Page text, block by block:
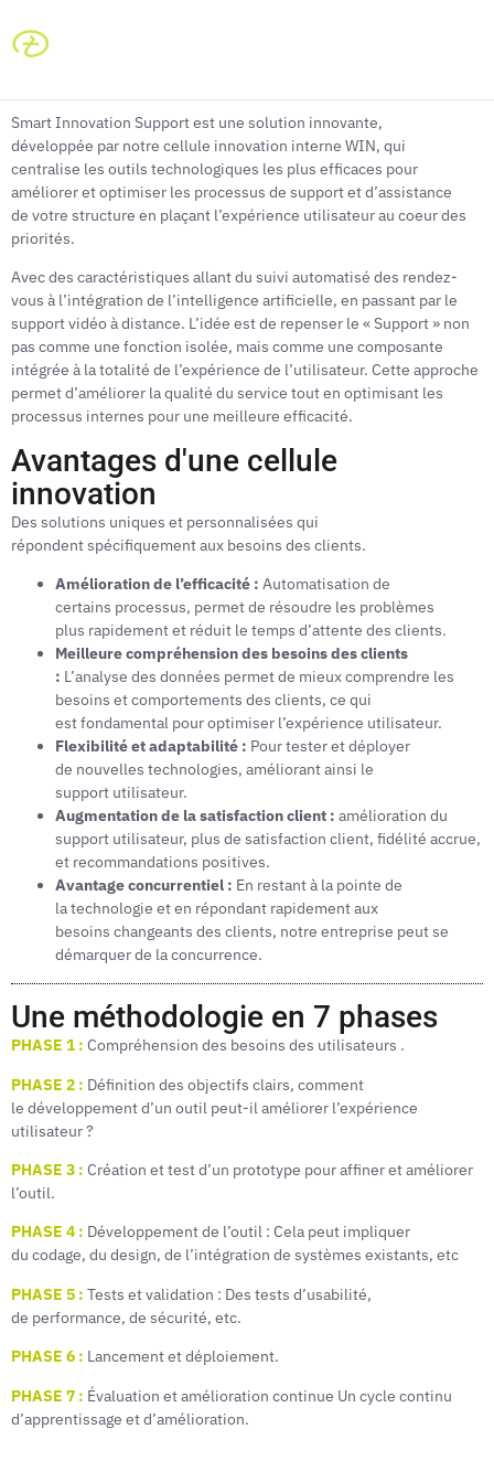
Smart Innovation Support est une solution innovante,
développée par notre cellule innovation interne WIN, qui
centralise les outils technologiques les plus efficaces pour
améliorer et optimiser les processus de support et d’assistance
de votre structure en plaçant l’expérience utilisateur au coeur des
priorités.
Avec des caractéristiques allant du suivi automatisé des rendez-
vous à l’intégration de l’intelligence artificielle, en passant par le
support vidéo à distance. L’idée est de repenser le « Support » non
pas comme une fonction isolée, mais comme une composante
intégrée à la totalité de l’expérience de l’utilisateur. Cette approche
permet d’améliorer la qualité du service tout en optimisant les
processus internes pour une meilleure efficacité.
Avantages d'une cellule
innovation
Des solutions uniques et personnalisées qui
répondent spécifiquement aux besoins des clients.
Amélioration de l’efficacité : Automatisation de
certains processus, permet de résoudre les problèmes
plus rapidement et réduit le temps d’attente des clients.
Meilleure compréhension des besoins des clients
: L’analyse des données permet de mieux comprendre les
besoins et comportements des clients, ce qui
est fondamental pour optimiser l’expérience utilisateur.
Flexibilité et adaptabilité : Pour tester et déployer
de nouvelles technologies, améliorant ainsi le
support utilisateur.
Augmentation de la satisfaction client : amélioration du
support utilisateur, plus de satisfaction client, fidélité accrue,
et recommandations positives.
Avantage concurrentiel : En restant à la pointe de
la technologie et en répondant rapidement aux
besoins changeants des clients, notre entreprise peut se
démarquer de la concurrence.
Une méthodologie en 7 phases
PHASE 1 : Compréhension des besoins des utilisateurs .
PHASE 2 : Définition des objectifs clairs, comment
le développement d’un outil peut-il améliorer l’expérience
utilisateur ?
PHASE 3 : Création et test d’un prototype pour affiner et améliorer
l’outil.
PHASE 4 : Développement de l’outil : Cela peut impliquer
du codage, du design, de l’intégration de systèmes existants, etc
PHASE 5 : Tests et validation : Des tests d’usabilité,
de performance, de sécurité, etc.
PHASE 6 : Lancement et déploiement.
PHASE 7 : Évaluation et amélioration continue Un cycle continu
d’apprentissage et d’amélioration.